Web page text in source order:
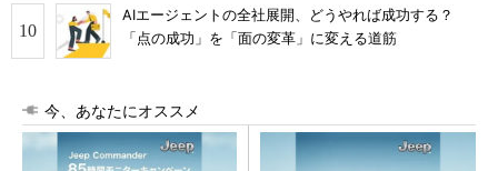
AIエージェントの全社展開、どうやれば成功する？
「点の成功」を「面の変革」に変える道筋
今、あなたにオススメ